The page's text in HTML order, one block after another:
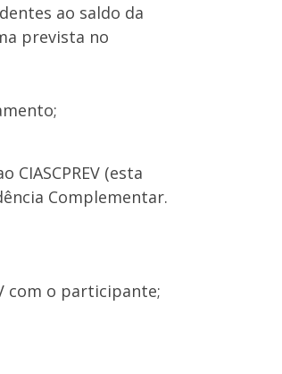
ao saldo da
prevista no
(esta
Complementar.
com o participante;